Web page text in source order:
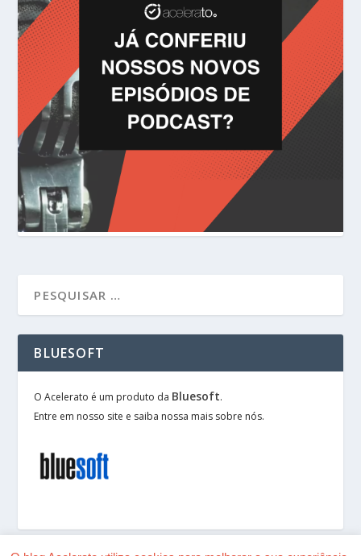
BLUESOFT
O Acelerato é um produto da Bluesoft.
Entre em nosso site e saiba nossa mais sobre nós.